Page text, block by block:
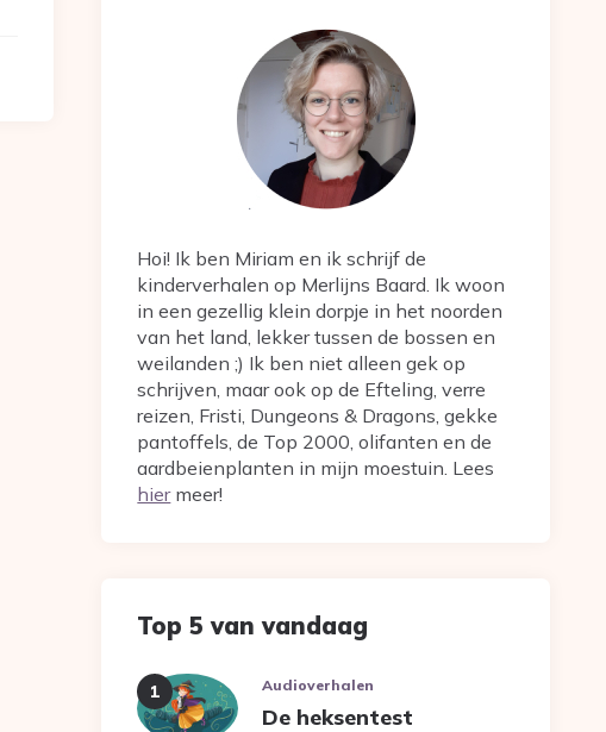
Hoi! Ik ben Miriam en ik schrijf de
kinderverhalen op Merlijns Baard. Ik woon
in een gezellig klein dorpje in het noorden
van het land, lekker tussen de bossen en
weilanden ;) Ik ben niet alleen gek op
schrijven, maar ook op de Efteling, verre
reizen, Fristi, Dungeons & Dragons, gekke
pantoffels, de Top 2000, olifanten en de
aardbeienplanten in mijn moestuin. Lees
hiermeer!
Top 5 van vandaag
Audioverhalen
De heksentest